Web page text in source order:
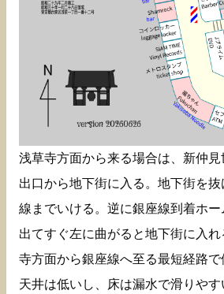
浅草寺方面から来る場合は、新仲
出口から地下街に入る。地下街を
線までいける。逆に銀座線到着ホ
出てすぐ左に曲がると地下街に入
寺方面から銀座線へ至る最短経路で
天井は低いし、床は漏水で滑りや